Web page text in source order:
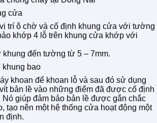
cửa
trí ô chờ và cố định khung cửa với tường
khớp 4 lỗ trên khung cửa khớp với
đến tường từ 5 – 7mm.
khung bao
khoan để khoan lỗ và sau đó sử dụng
bản lề vào những điểm đã được cố định
Nó giúp đảm bảo bản lề được gắn chắc
tạo nên một hệ thống cửa hoạt động một
định.